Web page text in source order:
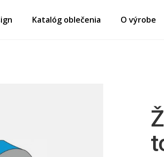
Katalóg oblečenia O výrobe